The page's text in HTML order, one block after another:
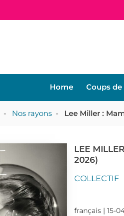
Home Coups
- Nos rayons - Lee Miller :
LEE
2026)
COLLECTIF
français | 15-